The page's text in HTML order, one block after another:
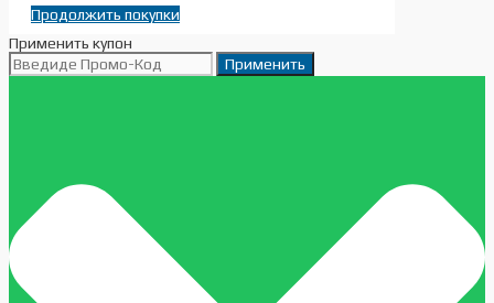
Продолжить покупки
Применить купон
Применить